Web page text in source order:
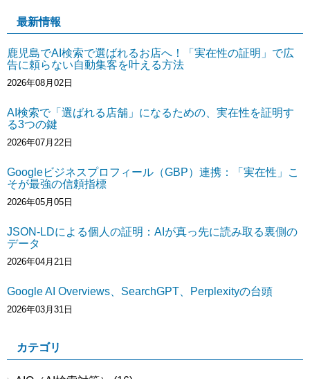
最新情報
鹿児島でAI検索で選ばれるお店へ！「実在性の証明」で広
告に頼らない自動集客を叶える方法
2026年08月02日
AI検索で「選ばれる店舗」になるための、実在性を証明す
る3つの鍵
2026年07月22日
Googleビジネスプロフィール（GBP）連携：「実在性」こ
そが最強の信頼指標
2026年05月05日
JSON-LDによる個人の証明：AIが真っ先に読み取る裏側の
データ
2026年04月21日
Google AI Overviews、SearchGPT、Perplexityの台頭
2026年03月31日
カテゴリ